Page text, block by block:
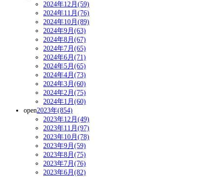
2024年12月(59)
2024年11月(76)
2024年10月(89)
2024年9月(63)
2024年8月(67)
2024年7月(65)
2024年6月(71)
2024年5月(65)
2024年4月(73)
2024年3月(60)
2024年2月(75)
2024年1月(60)
open2023年(854)
2023年12月(49)
2023年11月(97)
2023年10月(78)
2023年9月(59)
2023年8月(75)
2023年7月(76)
2023年6月(82)